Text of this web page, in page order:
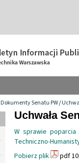
Dokumenty Senatu PW/
Uchwała
W sprawie
Techniczno-
Pobierz plik
pdf